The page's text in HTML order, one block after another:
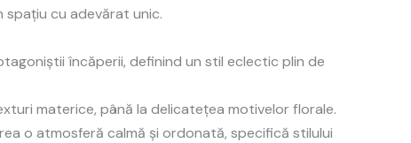
spațiu cu adevărat unic.
încăperii, definind un stil eclectic plin de
materice, până la delicatețea motivelor florale.
o atmosferă calmă și ordonată, specifică stilului